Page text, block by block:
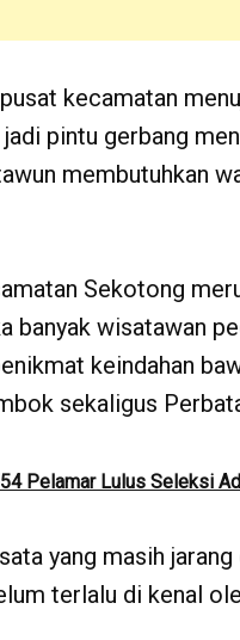
kecamatan
pintu gerbang
membutuhkan
Sekotong
banyak wisatawan
keindahan
sekaligus
Pelamar Lulus Seleksi
yang masih
terlalu di kenal